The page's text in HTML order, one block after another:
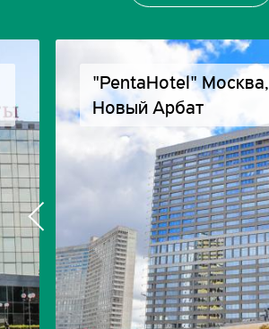
"PentaHotel" Москва,
Новый Арбат